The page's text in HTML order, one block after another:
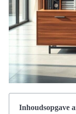
Inhoudsopgave